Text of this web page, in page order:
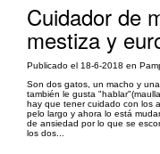
Cuidador de
mestiza y
Publicado el 18-6-2018 en
Son dos gatos, un macho y
también le gusta
hay que tener cuidado con los
pelo largo y ahora lo está
de ansiedad por lo que se
los dos...